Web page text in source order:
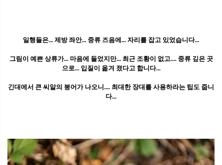
일행들은... 제방 좌안... 중류 즈음에... 자리를 잡고 있었습니다...
그림이 예쁜 상류가... 마음에 들었지만... 최근 조황이 없고.... 중류 깊은 곳
으로... 입질이 옮겨 졌다고 합니다...
긴대에서 큰 씨알의 붕어가 나오니.... 최대한 장대를 사용하라는 팁도 줍니
다...